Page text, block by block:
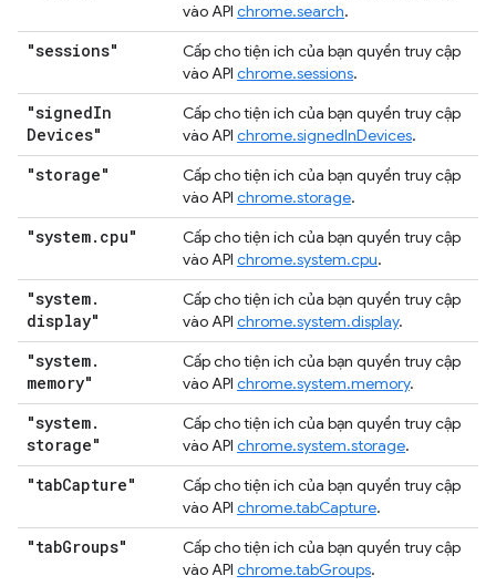
vào API chrome.search.
"sessions"
Cấp cho tiện ích của bạn quyền truy cập
vào API chrome.sessions.
"signedIn
Devices"
Cấp cho tiện ích của bạn quyền truy cập
vào API chrome.signedInDevices.
"storage"
Cấp cho tiện ích của bạn quyền truy cập
vào API chrome.storage.
"system. cpu"
Cấp cho tiện ích của bạn quyền truy cập
vào API chrome.system.cpu.
"system.
display"
Cấp cho tiện ích của bạn quyền truy cập
vào API chrome.system.display.
"system.
memory"
Cấp cho tiện ích của bạn quyền truy cập
vào API chrome.system.memory.
"system.
storage"
Cấp cho tiện ích của bạn quyền truy cập
vào API chrome.system.storage.
"tabCapture"
Cấp cho tiện ích của bạn quyền truy cập
vào API chrome.tabCapture.
"tabGroups"
Cấp cho tiện ích của bạn quyền truy cập
vào API chrome.tabGroups.